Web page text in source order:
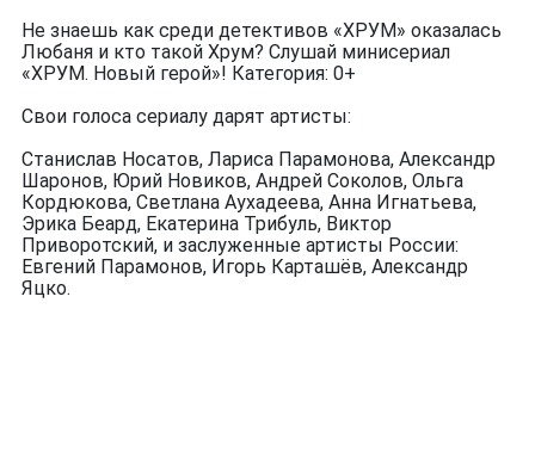
Не знаешь как среди детективов «ХРУМ» оказалась
Любаня и кто такой Хрум? Слушай минисериал
«ХРУМ. Новый герой»! Категория: 0+
Свои голоса сериалу дарят артисты:
Станислав Носатов, Лариса Парамонова, Александр
Шаронов, Юрий Новиков, Андрей Соколов, Ольга
Кордюкова, Светлана Аухадеева, Анна Игнатьева,
Эрика Беард, Екатерина Трибуль, Виктор
Приворотский, и заслуженные артисты России:
Евгений Парамонов, Игорь Карташёв, Александр
Яцко.